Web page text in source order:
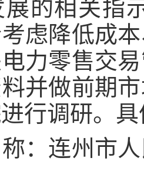
的相关指
虑降低成
力零售交
并做前期
行调研。
：连州市